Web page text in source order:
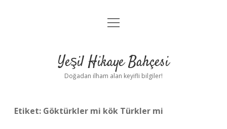
Anasayfa
Yasal Uyarı
menüyü
Yeşil Hikaye Bahçesi
Doğadan ilham alan keyifli bilgiler!
Etiket: Göktürkler mi kök Türkler mi